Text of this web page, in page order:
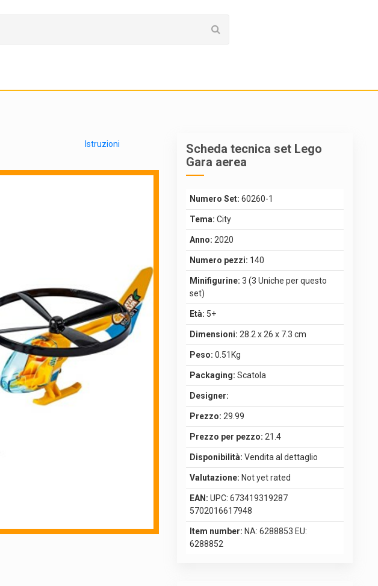
Istruzioni
Scheda tecnica set Lego
Gara aerea
Numero Set: 60260-1
Tema: City
Anno: 2020
Numero pezzi: 140
Minifigurine: 3 (3 Uniche per questo
set)
Età: 5+
Dimensioni: 28.2 x 26 x 7.3 cm
Peso: 0.51Kg
Packaging: Scatola
Designer:
Prezzo: 29.99
Prezzo per pezzo: 21.4
Disponibilità: Vendita al dettaglio
Valutazione: Not yet rated
EAN: UPC: 673419319287
5702016617948
Item number: NA: 6288853 EU:
6288852